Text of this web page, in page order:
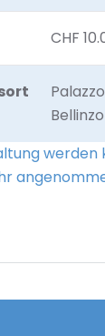
CHF
werden